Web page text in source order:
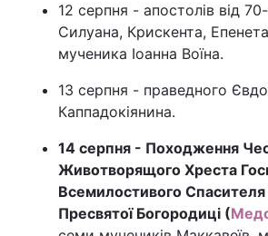
12 серпня - апостолів від
Силуана, Крискента,
мученика Іоанна Воїна.
13 серпня - праведного
Каппадокіянина.
14 серпня - Походження
Животворящого Хреста
Всемилостивого Спасителя
Пресвятої Богородиці (